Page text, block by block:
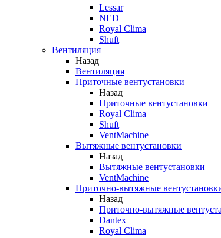
Lessar
NED
Royal Clima
Shuft
Вентиляция
Назад
Вентиляция
Приточные вентустановки
Назад
Приточные вентустановки
Royal Clima
Shuft
VentMachine
Вытяжные вентустановки
Назад
Вытяжные вентустановки
VentMachine
Приточно-вытяжные
Назад
Приточно-вытяжные
Dantex
Royal Clima